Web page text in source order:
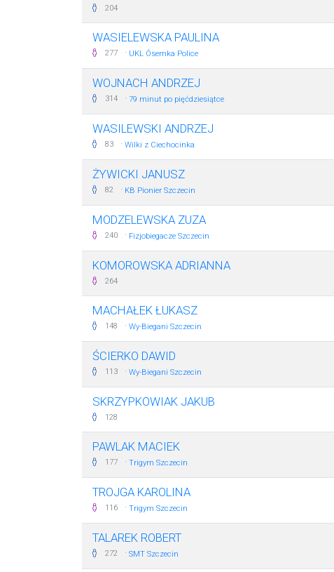
204
WASIELEWSKA PAULINA
277 · UKL Ósemka Police
WOJNACH ANDRZEJ
314 · 79 minut po pięćdziesiątce
WASILEWSKI ANDRZEJ
83 · Wilki z Ciechocinka
ŻYWICKI JANUSZ
82 · KB Pionier Szczecin
MODZELEWSKA ZUZA
240 · Fizjobiegacze Szczecin
KOMOROWSKA ADRIANNA
264
MACHAŁEK ŁUKASZ
148 · Wy-Biegani Szczecin
ŚCIERKO DAWID
113 · Wy-Biegani Szczecin
SKRZYPKOWIAK JAKUB
128
PAWLAK MACIEK
177 · Trigym Szczecin
TROJGA KAROLINA
116 · Trigym Szczecin
TALAREK ROBERT
272 · SMT Szczecin